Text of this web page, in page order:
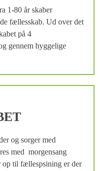
1-80 år skaber
fællesskab. Ud over det
på 4
gennem hyggelige
og sorger med
med morgensang
op til fællespsining er der